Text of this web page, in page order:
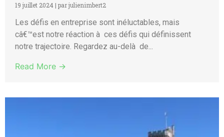
19 juillet 2024 | par julienimbert2
Les défis en entreprise sont inéluctables, mais
câ€™est notre réaction à ces défis qui définissent
notre trajectoire. Regardez au-delà de...
Read More →